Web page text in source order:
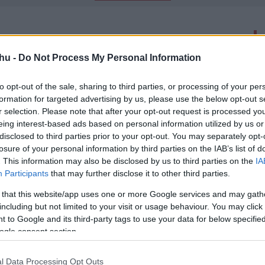
- Do Not Process My Personal Information
opt-out of the sale, sharing to third parties, or processing of your
for targeted advertising by us, please use the below opt-out
selection. Please note that after your opt-out request is processed
interest-based ads based on personal information utilized by us
to third parties prior to your opt-out. You may separately
of your personal information by third parties on the IAB’s list of
This information may also be disclosed by us to third parties on the
Participants that may further disclose it to other third parties.
that this website/app uses one or more Google services and may
but not limited to your visit or usage behaviour. You may
to Google and its third-party tags to use your data for below
consent section.
Data Processing Opt Outs
a "Can You Feel The Love Tonight?" is Donald
előadásában.
az Oroszlánkirály
szerezte meg az új Oroszlánkirályhoz.
a Luke Cage második évada